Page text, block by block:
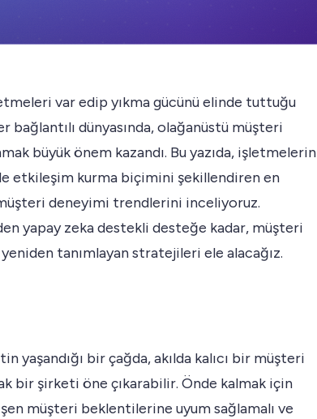
var edip yıkma gücünü elinde tuttuğu
bağlantılı dünyasında, olağanüstü müşteri
büyük önem kazandı. Bu yazıda, işletmelerin
etkileşim kurma biçimini şekillendiren en
deneyimi trendlerini inceliyoruz.
yapay zeka destekli desteğe kadar, müşteri
tanımlayan stratejileri ele alacağız.
yaşandığı bir çağda, akılda kalıcı bir müşteri
bir şirketi öne çıkarabilir. Önde kalmak için
müşteri beklentilerine uyum sağlamalı ve